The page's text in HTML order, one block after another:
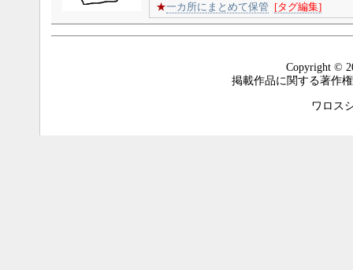
★一カ所にまとめて保管 [タグ編集]
Copyright ©
掲載作品に関する著作
ワロス